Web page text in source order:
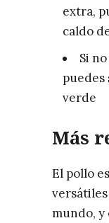
extra,
caldo
Si
verde
Más
El pollo
mundo,